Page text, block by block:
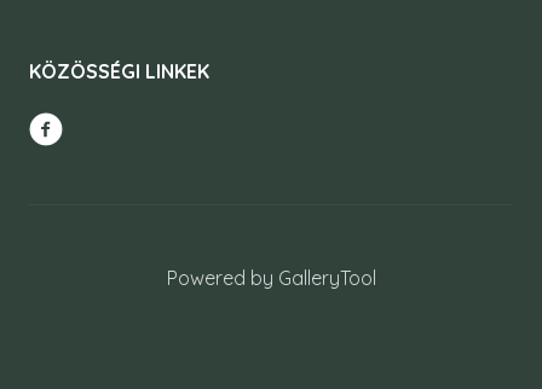
KÖZÖSSÉGI LINKEK
Powered by GalleryTool